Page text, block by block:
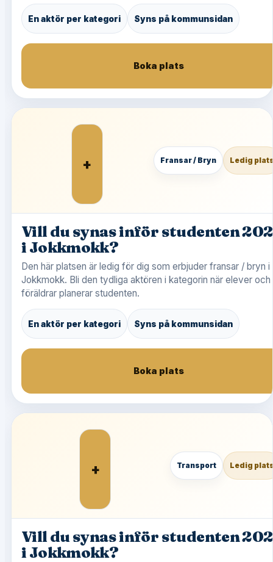
En aktör per kategori Syns på kommunsidan
Boka plats
+ Fransar / Bryn Ledig
Vill du synas inför studenten
i Jokkmokk?
Den här platsen är ledig för dig som erbjuder fransar / bryn i
Jokkmokk. Bli den tydliga aktören i kategorin när elever och
föräldrar planerar studenten.
En aktör per kategori Syns på kommunsidan
Boka plats
+ Transport Ledig
Vill du synas inför studenten
i Jokkmokk?